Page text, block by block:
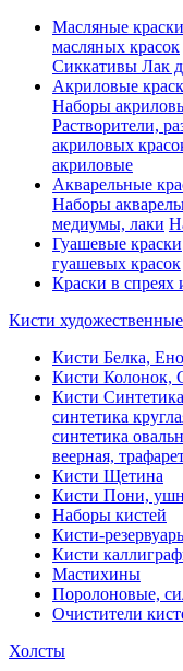
Масляные краски
масляных красок
Сиккативы Лак
Акриловые
Наборы
Растворители,
акриловых
акриловые
Акварельные
Наборы
медиумы, лаки
Гуашевые краски
гуашевых красок
Краски в спреях
Кисти художественные
Кисти Белка,
Кисти Колонок,
Кисти Синтетика
синтетика
синтетика
веерная,
Кисти Щетина
Кисти Пони,
Наборы кистей
Кисти-
Кисти
Мастихины
Поролоновые,
Очистители
Холсты